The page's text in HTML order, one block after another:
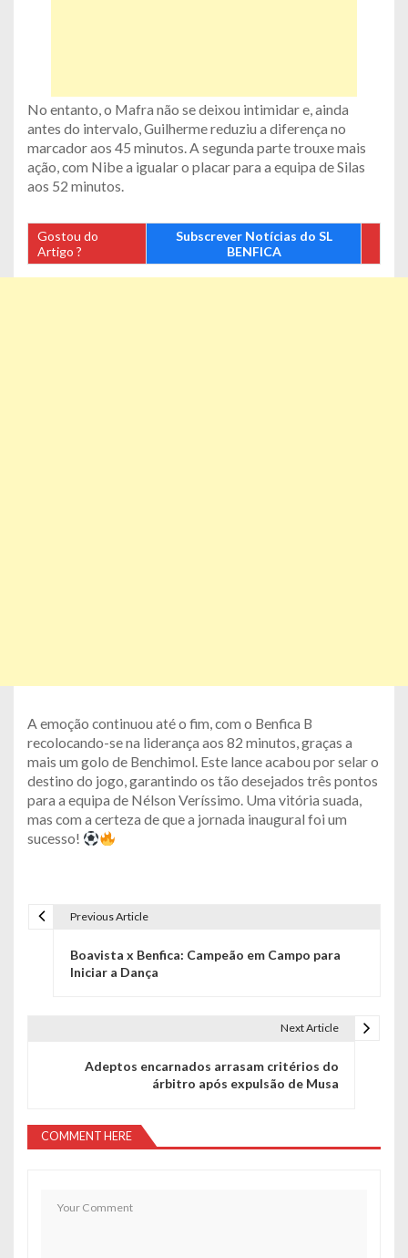
No entanto, o Mafra não se deixou intimidar e, ainda
antes do intervalo, Guilherme reduziu a diferença no
marcador aos 45 minutos. A segunda parte trouxe mais
ação, com Nibe a igualar o placar para a equipa de Silas
aos 52 minutos.
Gostou do
Artigo ?
Subscrever Notícias do SL
BENFICA
A emoção continuou até o fim, com o Benfica B
recolocando-se na liderança aos 82 minutos, graças a
mais um golo de Benchimol. Este lance acabou por selar o
destino do jogo, garantindo os tão desejados três pontos
para a equipa de Nélson Veríssimo. Uma vitória suada,
mas com a certeza de que a jornada inaugural foi um
sucesso!
ç
Previous Article
Boavista x Benfica: Campeão em Campo para
Iniciar a Dança
Next Article
Adeptos encarnados arrasam critérios do
árbitro após expulsão de Musa
COMMENT HERE